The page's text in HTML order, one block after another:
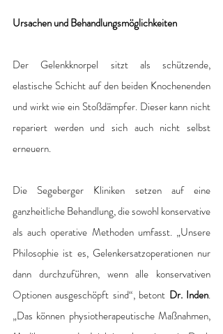
Ursachen und Behandlungsmöglichkeiten
Der Gelenkknorpel sitzt als schützende,
elastische Schicht auf den beiden Knochenenden
und wirkt wie ein Stoßdämpfer. Dieser kann nicht
repariert werden und sich auch nicht selbst
erneuern.
Die Segeberger Kliniken setzen auf eine
ganzheitliche Behandlung, die sowohl konservative
als auch operative Methoden umfasst. „Unsere
Philosophie ist es, Gelenkersatzoperationen nur
dann durchzuführen, wenn alle konservativen
Optionen ausgeschöpft sind“, betont Dr. Inden.
„Das können physiotherapeutische Maßnahmen,